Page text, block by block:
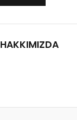
HAKKIMIZDA